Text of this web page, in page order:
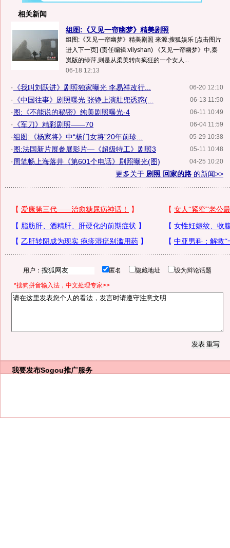
相关新闻
组图:《又见一帘幽梦》精美剧照
组图:《又见一帘幽梦》精美剧照 来源:搜狐娱乐 [点击图片
进入下一页] (责任编辑:vilyshan) 《又见一帘幽梦》中,秦
岚版的绿萍,则是从柔美转向疯狂的一个女人...
06-18 12:13
06-20 12:10
· 《我叫刘跃进》剧照独家曝光 李易祥改行...
06-13 11:50
· 《中国往事》剧照曝光 张铮上演肚兜诱惑(...
06-11 10:49
·图:《不能说的秘密》纯美剧照曝光-4
06-04 11:59
· 《军刀》精彩剧照——70
05-29 10:38
·组图:《杨家将》中“杨门女将”20年前珍...
05-11 10:48
·图:法国新片展参展影片—《超级特工》剧照3
04-25 10:20
· 周笔畅上海落井《第601个电话》剧照曝光(图)
更多关于 剧照 回家的路 的新闻>>
用户： 匿名 隐藏地址 设为辩论话题
*搜狗拼音输入法，中文处理专家>>
我要发布Sogou推广服务